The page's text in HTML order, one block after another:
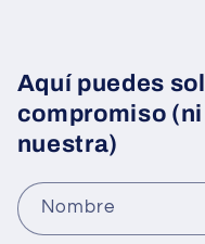
Aquí puedes
compromiso
nuestra)
Nombre